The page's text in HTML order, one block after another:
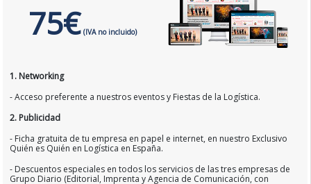
75€ (IVA no incluido)
1. Networking
- Acceso preferente a nuestros eventos y Fiestas de la Logística.
2. Publicidad
- Ficha gratuita de tu empresa en papel e internet, en nuestro Exclusivo
Quién es Quién en Logística en España.
- Descuentos especiales en todos los servicios de las tres empresas de
Grupo Diario (Editorial, Imprenta y Agencia de Comunicación, con